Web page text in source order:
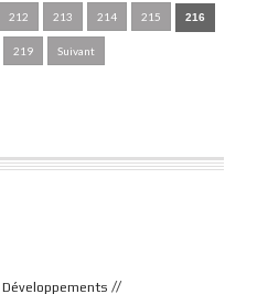
212 213 214 215 216
219 Suivant
Développements //